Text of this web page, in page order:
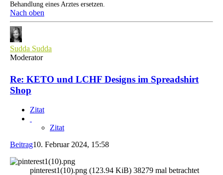
Behandlung eines Arztes ersetzen.
Nach oben
Sudda Sudda
Moderator
Re: KETO und LCHF Designs im Spreadshirt
Shop
Zitat
Zitat
Beitrag10. Februar 2024, 15:58
pinterest1(10).png (123.94 KiB) 38279 mal betrachtet